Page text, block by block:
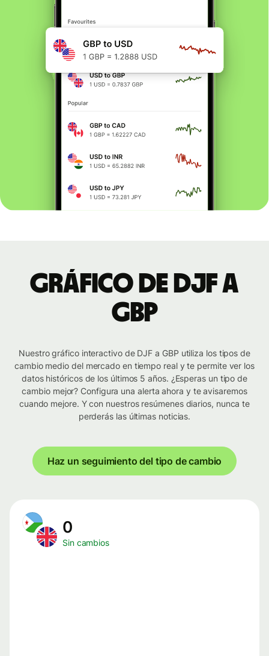
Gráfico de DJF a
GBP
Nuestro gráfico interactivo de DJF a GBP utiliza los tipos de
cambio medio del mercado en tiempo real y te permite ver los
datos históricos de los últimos 5 años. ¿Esperas un tipo de
cambio mejor? Configura una alerta ahora y te avisaremos
cuando mejore. Y con nuestros resúmenes diarios, nunca te
perderás las últimas noticias.
Haz un seguimiento del tipo de cambio
0
Sin cambios